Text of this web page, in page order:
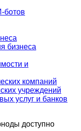
ботов
бизнеса
и
компаний
учреждений
услуг и банков
доступно